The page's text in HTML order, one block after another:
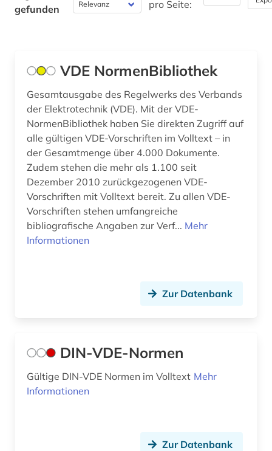
gefunden
pro Seite:
VDE NormenBibliothek
Gesamtausgabe des Regelwerks des Verbands
der Elektrotechnik (VDE). Mit der VDE-
NormenBibliothek haben Sie direkten Zugriff auf
alle gültigen VDE-Vorschriften im Volltext – in
der Gesamtmenge über 4.000 Dokumente.
Zudem stehen die mehr als 1.100 seit
Dezember 2010 zurückgezogenen VDE-
Vorschriften mit Volltext bereit. Zu allen VDE-
Vorschriften stehen umfangreiche
bibliografische Angaben zur Verf... Mehr
Informationen
Zur Datenbank
DIN-VDE-Normen
Gültige DIN-VDE Normen im Volltext Mehr
Informationen
Zur Datenbank